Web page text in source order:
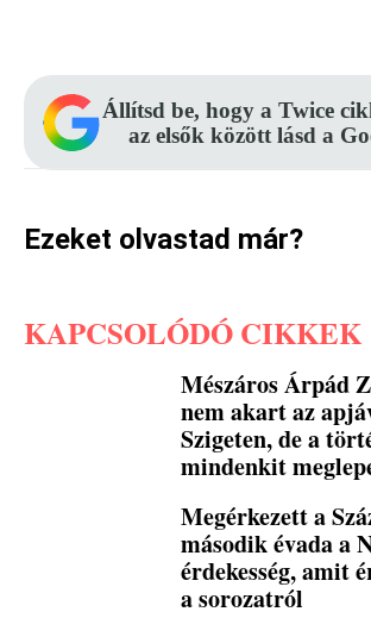
Állítsd be, hogy a Twice
az elsők között lásd a
Ezeket olvastad már?
KAPCSOLÓDÓ CIKKEK
Mészáros Árpád
nem akart az
Szigeten, de a
mindenkit
Megérkezett a
második évada a
érdekesség, amit
a sorozatról